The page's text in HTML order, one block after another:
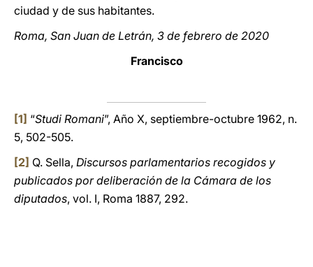
ciudad y de sus habitantes.
Roma, San Juan de Letrán, 3 de febrero de 2020
Francisco
[1] “Studi Romani”, Año X, septiembre-octubre 1962, n.
5, 502-505.
[2] Q. Sella, Discursos parlamentarios recogidos y
publicados por deliberación de la Cámara de los
diputados, vol. I, Roma 1887, 292.